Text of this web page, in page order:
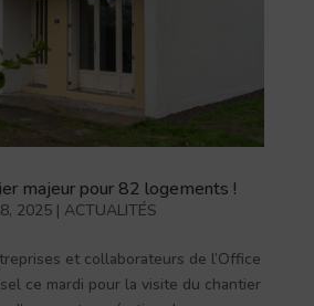
majeur pour 82 logements !
2025| ACTUALITÉS
et collaborateurs de l’Office
ce mardi pour la visite du chantier